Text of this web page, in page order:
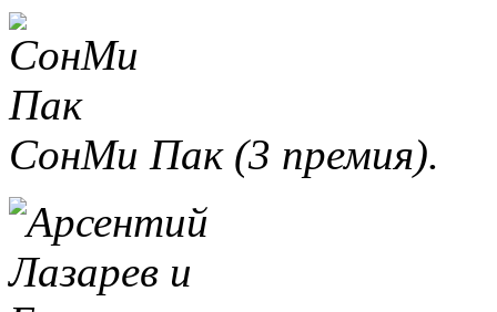
СонМи Пак (3 премия).